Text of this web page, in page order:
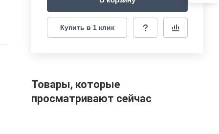
Купить в 1 клик
Товары, которые
просматривают сейчас